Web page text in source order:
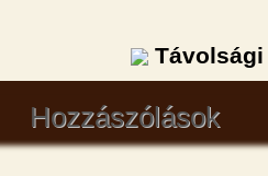
Hozzászólások